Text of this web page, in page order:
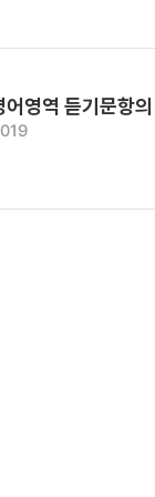
영역 듣기문항